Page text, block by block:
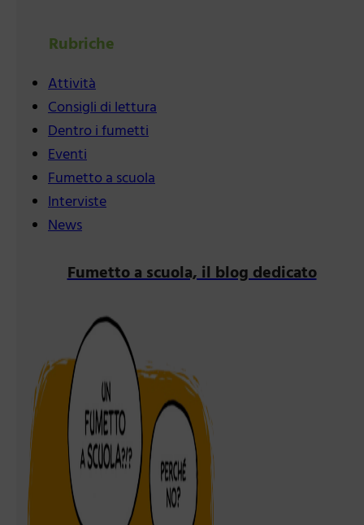
Rubriche
Attività
Consigli di lettura
Dentro i fumetti
Eventi
Fumetto a scuola
Interviste
News
Fumetto a scuola, il blog dedicato